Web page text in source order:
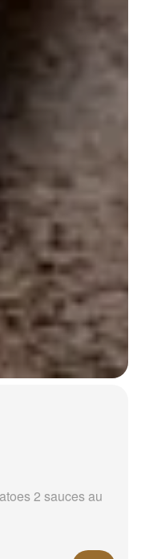
2 sauces au